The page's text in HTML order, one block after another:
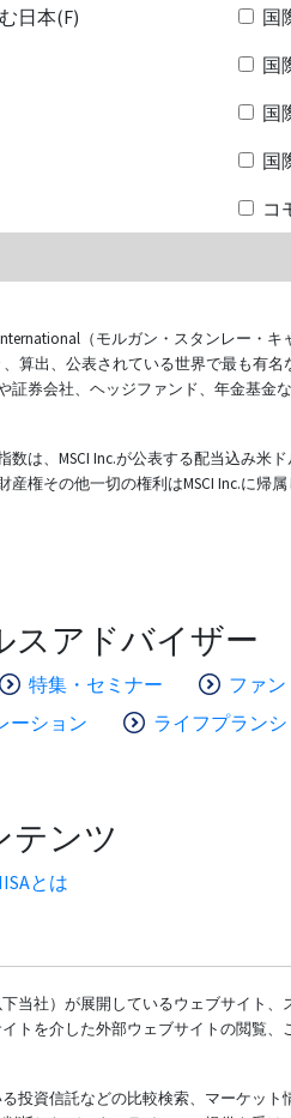
日本(F)
国
国
国
国
コ
（モルガン・スタンレー・
、算出、公表されている世界で最も
証券会社、ヘッジファンド、年金基
数は、MSCI Inc.が公表する配当込み米
産権その他一切の権利はMSCI Inc.に帰属
スアドバイザー
特集・セミナー ファ
ーション
ライフプラン
テンツ
とは
当社）が展開しているウェブサイト
トを介した外部ウェブサイトの閲覧
投資信託などの比較検索、マーケッ